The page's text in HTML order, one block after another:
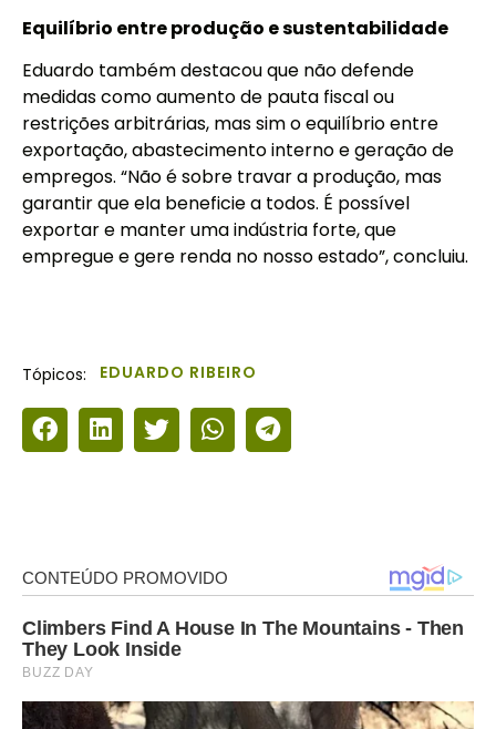
Equilíbrio entre produção e sustentabilidade
Eduardo também destacou que não defende
medidas como aumento de pauta fiscal ou
restrições arbitrárias, mas sim o equilíbrio entre
exportação, abastecimento interno e geração de
empregos. “Não é sobre travar a produção, mas
garantir que ela beneficie a todos. É possível
exportar e manter uma indústria forte, que
empregue e gere renda no nosso estado”, concluiu.
Tópicos: EDUARDO RIBEIRO